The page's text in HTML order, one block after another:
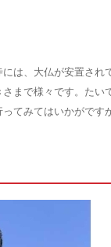
は、大仏が安置され
まで様々です。たい
てみてはいかがです